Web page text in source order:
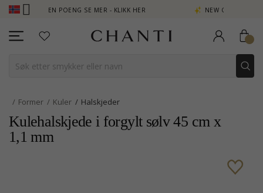
- TJEN POENG SE MER - KLIKK HER NEW COLLECTION | AURA
Former Kuler Halskjeder
Kulehalskjede i forgylt sølv 45 cm x
1,1 mm